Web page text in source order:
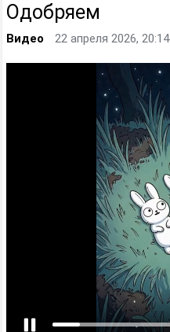
Одобряем
Видео 22 апреля 2026, 20:14